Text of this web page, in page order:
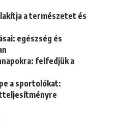
a természetet és
egészség és
felfedjük a
a sportolókat: